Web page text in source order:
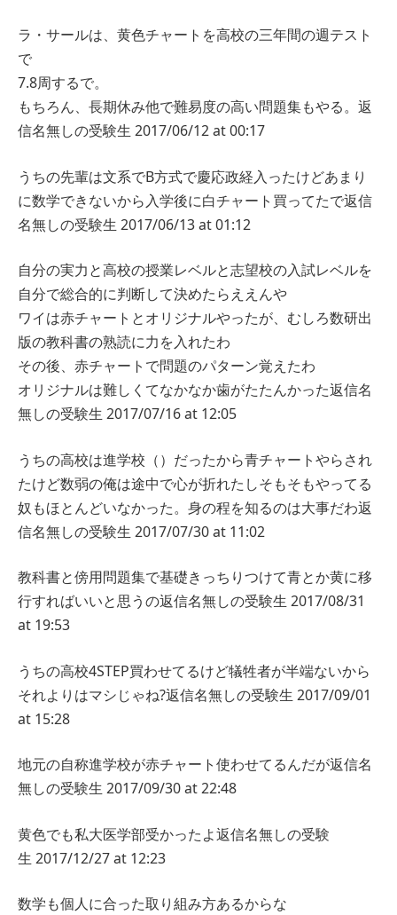
ラ・サールは、黄色チャートを高校の三年間の週テスト
で
7.8周するで。
もちろん、長期休み他で難易度の高い問題集もやる。 返
信名無しの受験生 2017/06/12 at 00:17
うちの先輩は文系でB方式で慶応政経入ったけどあまり
に数学できないから入学後に白チャート買ってたで返信
名無しの受験生 2017/06/13 at 01:12
自分の実力と高校の授業レベルと志望校の入試レベルを
自分で総合的に判断して決めたらええんや
ワイは赤チャートとオリジナルやったが、むしろ数研出
版の教科書の熟読に力を入れたわ
その後、赤チャートで問題のパターン覚えたわ
オリジナルは難しくてなかなか歯がたたんかった返信名
無しの受験生 2017/07/16 at 12:05
うちの高校は進学校（）だったから青チャートやらされ
たけど数弱の俺は途中で心が折れたしそもそもやってる
奴もほとんどいなかった。身の程を知るのは大事だわ返
信名無しの受験生 2017/07/30 at 11:02
教科書と傍用問題集で基礎きっちりつけて青とか黄に移
行すればいいと思うの返信名無しの受験生 2017/08/31
at 19:53
うちの高校4STEP買わせてるけど犠牲者が半端ないから
それよりはマシじゃね?返信名無しの受験生 2017/09/01
at 15:28
地元の自称進学校が赤チャート使わせてるんだが返信名
無しの受験生 2017/09/30 at 22:48
黄色でも私大医学部受かったよ返信名無しの受験
生 2017/12/27 at 12:23
数学も個人に合った取り組み方あるからな